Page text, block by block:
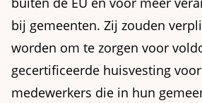
bij gemeenten. Zij zouden
worden om te zorgen voor
gecertificeerde huisvesting
medewerkers die in hun